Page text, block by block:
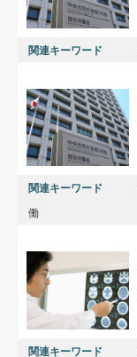
関連キーワード
関連キーワード
働
関連キーワード